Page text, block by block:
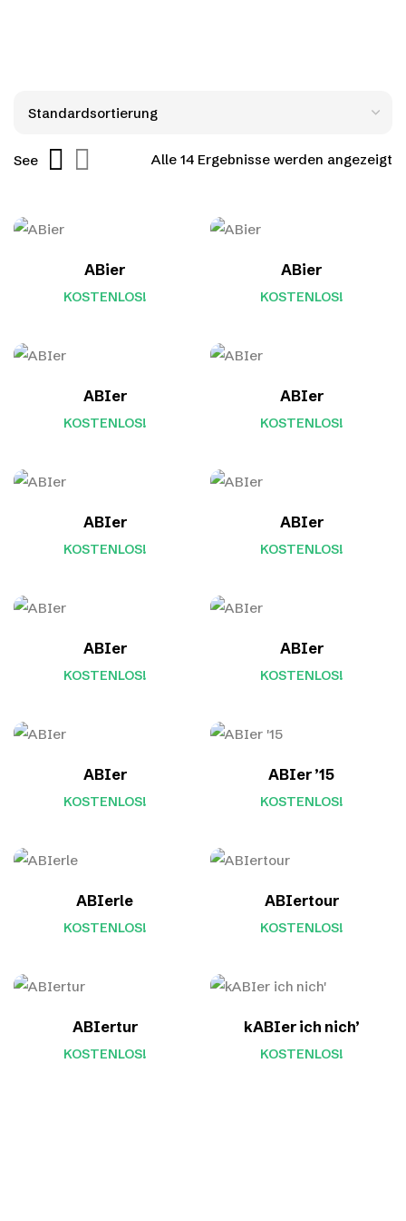
Alle 14 Ergebnisse werden angezeigt
See
ABier
KOSTENLOS!
ABier
KOSTENLOS!
ABIer
KOSTENLOS!
ABIer
KOSTENLOS!
ABIer
KOSTENLOS!
ABIer
KOSTENLOS!
ABIer
KOSTENLOS!
ABIer
KOSTENLOS!
ABIer
KOSTENLOS!
ABIer ’15
KOSTENLOS!
ABIerle
KOSTENLOS!
ABIertour
KOSTENLOS!
ABIertur
KOSTENLOS!
kABIer ich nich’
KOSTENLOS!